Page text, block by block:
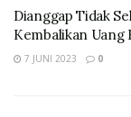
Dianggap Tidak
Kembalikan Uang
7 JUNI 2023 0